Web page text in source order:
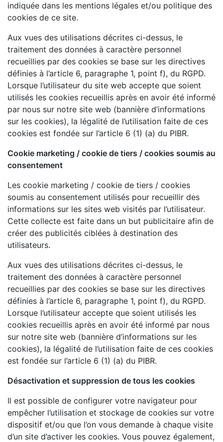
indiquée dans les mentions légales et/ou politique des
cookies de ce site.
Aux vues des utilisations décrites ci-dessus, le
traitement des données à caractère personnel
recueillies par des cookies se base sur les directives
définies à l’article 6, paragraphe 1, point f), du RGPD.
Lorsque l’utilisateur du site web accepte que soient
utilisés les cookies recueillis après en avoir été informé
par nous sur notre site web (bannière d’informations
sur les cookies), la légalité de l’utilisation faite de ces
cookies est fondée sur l’article 6 (1) (a) du PIBR.
Cookie marketing / cookie de tiers / cookies soumis au
consentement
Les cookie marketing / cookie de tiers / cookies
soumis au consentement utilisés pour recueillir des
informations sur les sites web visités par l’utilisateur.
Cette collecte est faite dans un but publicitaire afin de
créer des publicités ciblées à destination des
utilisateurs.
Aux vues des utilisations décrites ci-dessus, le
traitement des données à caractère personnel
recueillies par des cookies se base sur les directives
définies à l’article 6, paragraphe 1, point f), du RGPD.
Lorsque l’utilisateur accepte que soient utilisés les
cookies recueillis après en avoir été informé par nous
sur notre site web (bannière d’informations sur les
cookies), la légalité de l’utilisation faite de ces cookies
est fondée sur l’article 6 (1) (a) du PIBR.
Désactivation et suppression de tous les cookies
Il est possible de configurer votre navigateur pour
empêcher l’utilisation et stockage de cookies sur votre
dispositif et/ou que l’on vous demande à chaque visite
d’un site d’activer les cookies. Vous pouvez également,